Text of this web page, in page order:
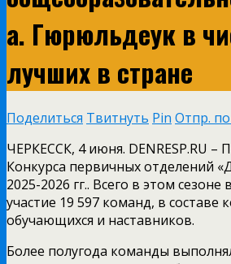
а. Гюрюльдеук в
лучших в стране
Поделиться Твитнуть Pin Отпр.
ЧЕРКЕССК, 4 июня. DENRESP.RU –
Конкурса первичных отделений
2025-2026 гг.. Всего в этом
участие 19 597 команд, в составе
обучающихся и наставников.
Более полугода команды